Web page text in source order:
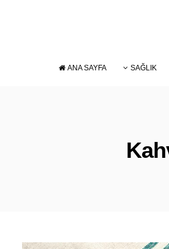
ANA SAYFA SAĞLIK